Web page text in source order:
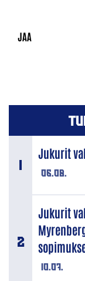
06.08.
Jukurit
10.07.
Jukurit